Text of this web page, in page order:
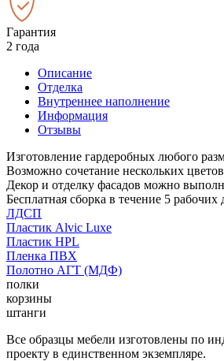
Гарантия
2 года
Описание
Отделка
Внутреннее наполнение
Информация
Отзывы
Изготовление гардеробных любого
Возможно сочетание нескольких
Декор и отделку фасадов можно
Бесплатная сборка в течение 5 рабочих
ЛДСП
Пластик Alvic Luxe
Пластик HPL
Пленка ПВХ
Полотно АГТ (МДФ)
полки
корзины
штанги
Все образцы мебели изготовлены по
проекту в единственном экземпляре.